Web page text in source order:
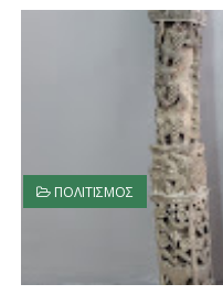
ΠΟΛΙΤΙΣΜΟΣ